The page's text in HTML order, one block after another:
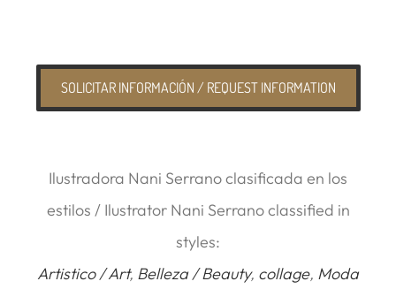
SOLICITAR INFORMACIÓN / REQUEST INFORMATION
Ilustradora Nani Serrano clasificada en los
estilos / Ilustrator Nani Serrano classified in
styles:
Artistico / Art, Belleza / Beauty, collage, Moda